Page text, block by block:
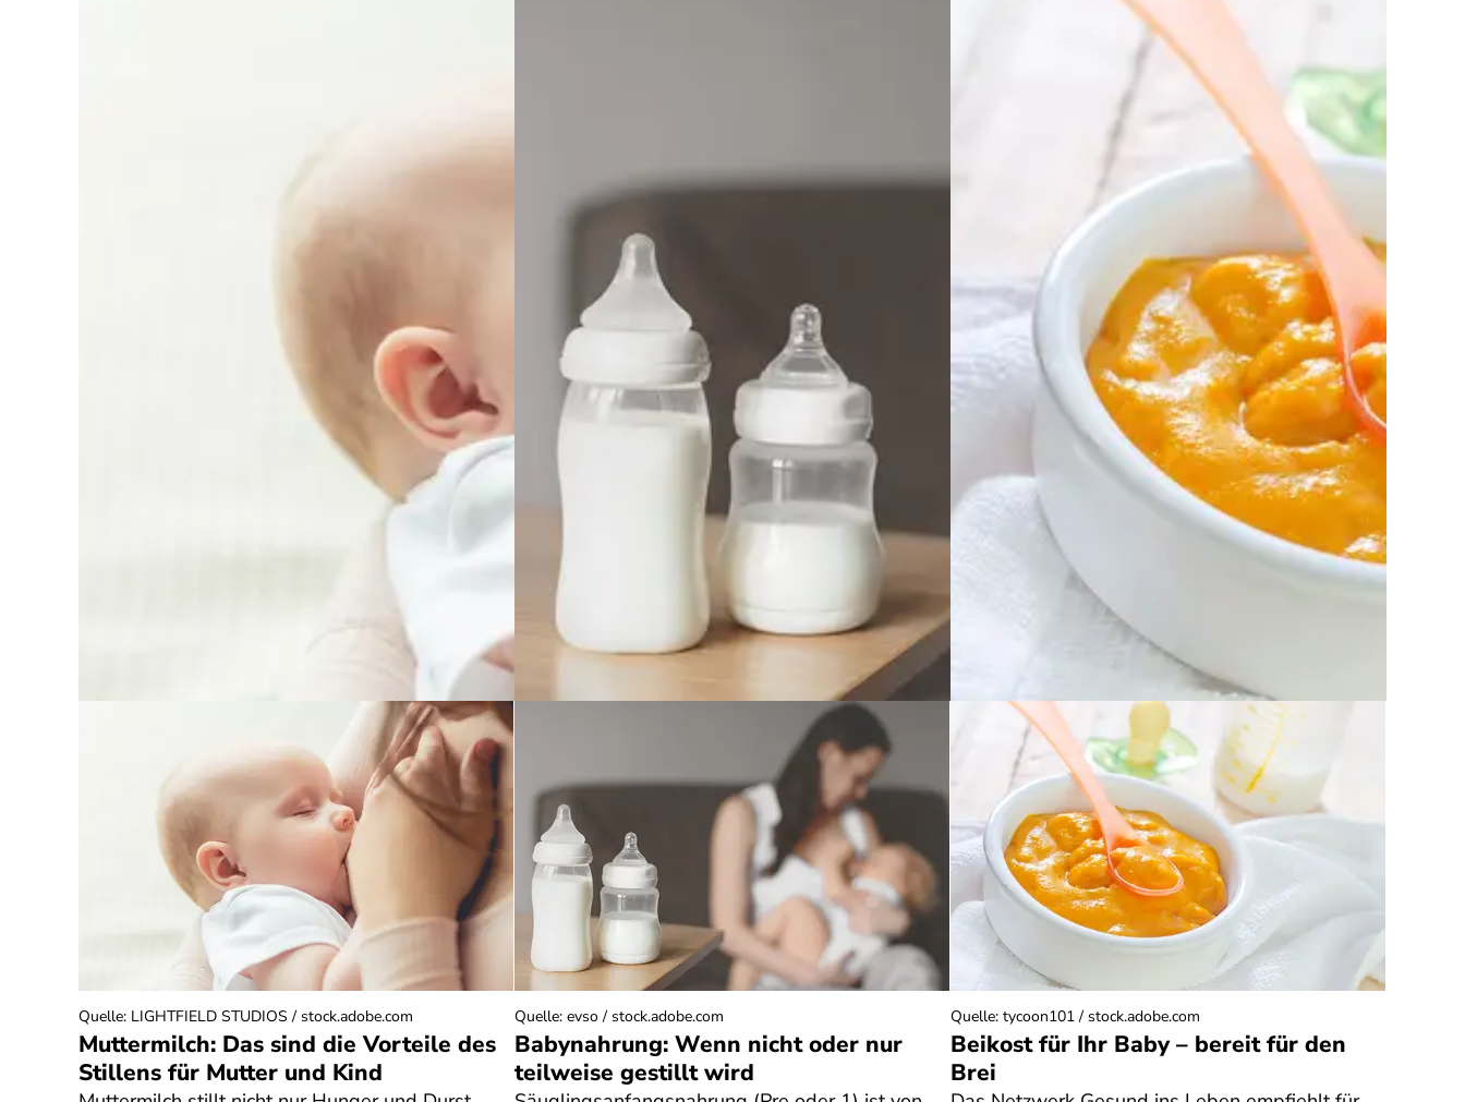
Muttermilch: Das sind die Vorteile des
Stillens für Mutter und Kind
Quelle: LIGHTFIELD STUDIOS / stock.adobe.com
Babynahrung: Wenn nicht oder nur
teilweise gestillt wird
Quelle: evso / stock.adobe.com
Beikost für Ihr Baby – bereit für den
Brei
Quelle: tycoon101 / stock.adobe.com